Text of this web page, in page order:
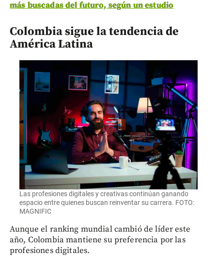
más buscadas del futuro, según un estudio
Colombia sigue la tendencia de
América Latina
Las profesiones digitales y creativas continúan ganando
espacio entre quienes buscan reinventar su carrera. FOTO:
MAGNIFIC
Aunque el ranking mundial cambió de líder este
año, Colombia mantiene su preferencia por las
profesiones digitales.